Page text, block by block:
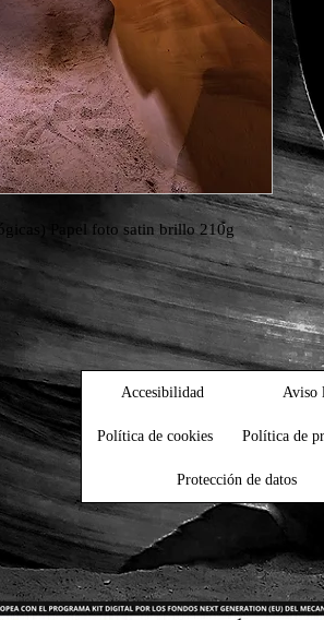
Papel foto satin brillo 210g
Accesibilidad Aviso
Política de cookies Política de
Protección de datos